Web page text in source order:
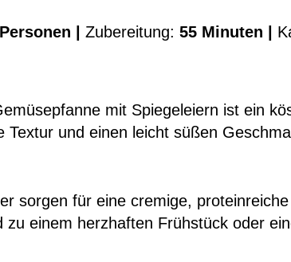
| Zubereitung: 55 Minuten |
mit Spiegeleiern ist ein
Textur und einen leicht süßen
sorgen für eine cremige,
zu einem herzhaften Frühstück oder